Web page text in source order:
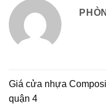
Giá cửa nhựa
quận 4